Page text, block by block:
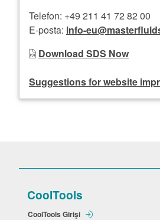
Telefon: +49 211 41 72 82 00
E-posta: info-
Download SDS Now
Suggestions for website
CoolTools
CoolTools Girişi